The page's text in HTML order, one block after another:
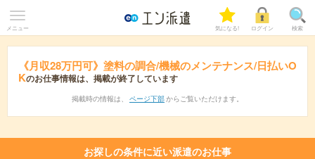
メニュー 気になる! ログイン 検索
《月収28万円可》塗料の調合/機械のメンテナンス/日払いO
Kのお仕事情報は、掲載が終了しています
掲載時の情報は、 ページ下部 からご覧いただけます。
お探しの条件に近い派遣のお仕事